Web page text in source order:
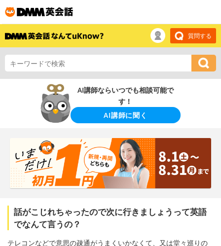
質問する
AI講師ならいつでも相談可能で
す！
AI講師に聞く
話がこじれちゃったので次に行きましょうって英語
でなんて言うの？
テレコンなどで意思の疎通がうまくいかなくて、又は堂々巡りの